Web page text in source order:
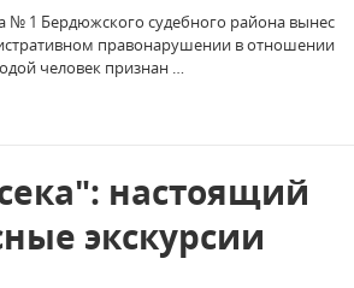
№ 1 Бердюжского судебного района вынес
правонарушении в отношении
человек признан …
настоящий
экскурсии